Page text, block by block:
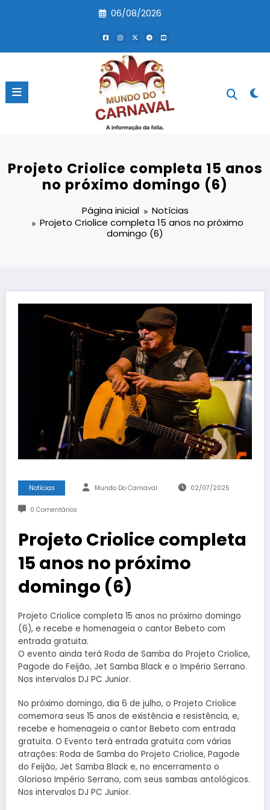
06/08/2026
Projeto Criolice completa 15 anos
no próximo domingo (6)
Página inicial
Notícias
Projeto Criolice completa 15 anos no próximo
domingo (6)
Notícias Mundo Do Carnaval 02/07/2025
0 Comentários
Projeto Criolice completa
15 anos no próximo
domingo (6)
Projeto Criolice completa 15 anos no próximo domingo
(6), e recebe e homenageia o cantor Bebeto com
entrada gratuita.
O evento ainda terá Roda de Samba do Projeto Criolice,
Pagode do Feijão, Jet Samba Black e o Império Serrano.
Nos intervalos DJ PC Junior.
No próximo domingo, dia 6 de julho, o Projeto Criolice
comemora seus 15 anos de existência e resistência, e,
recebe e homenageia o cantor Bebeto com entrada
gratuita. O Evento terá entrada gratuita com várias
atrações: Roda de Samba do Projeto Criolice, Pagode
do Feijão, Jet Samba Black e, no encerramento o
Glorioso Império Serrano, com seus sambas antológicos.
Nos intervalos DJ PC Junior.